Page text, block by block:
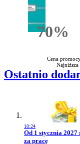
70%
Cena
Ostatnio
10:24
Przejdź do
Od 1 stycznia
za pracę